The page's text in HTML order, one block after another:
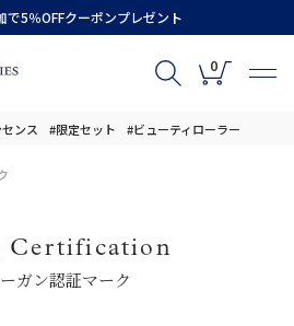
で5％OFFクーポンプレゼント
0
ンス #限定セット #ビューティローラー
Certification
ガン認証マーク